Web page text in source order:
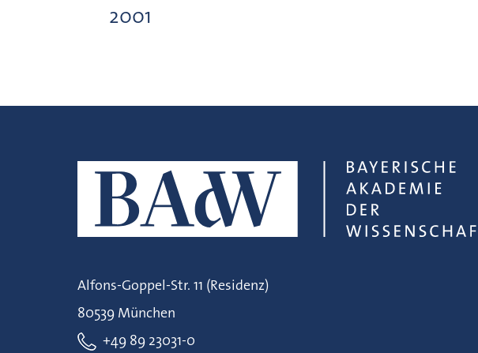
2001
Alfons-Goppel-Str. 11 (Residenz)
80539 München
+49 89 23031-0